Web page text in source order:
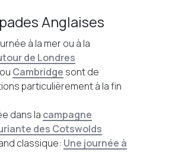
Anglaises
à la mer ou à la
de Londres
ou Cambridge sont de
particulièrement à la fin
dans la campagne
des Cotswolds
classique: Une journée à